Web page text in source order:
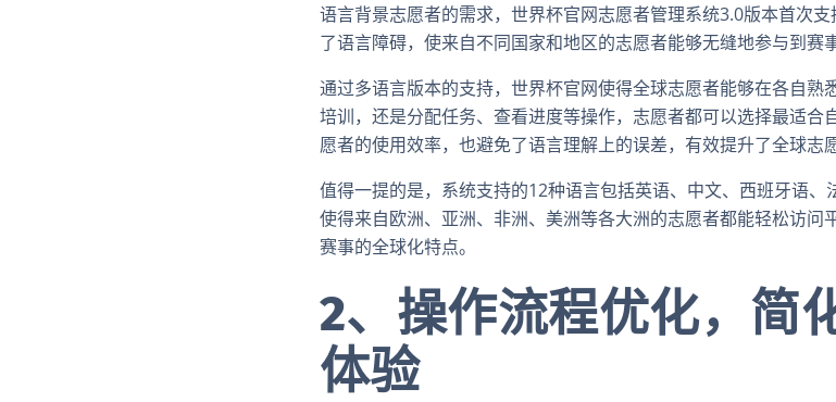
语言背景志愿者的需求，世界杯官网志愿者管理系统3.0版本首次
了语言障碍，使来自不同国家和地区的志愿者能够无缝地参与到赛
通过多语言版本的支持，世界杯官网使得全球志愿者能够在各自熟
培训，还是分配任务、查看进度等操作，志愿者都可以选择最适合
愿者的使用效率，也避免了语言理解上的误差，有效提升了全球志
值得一提的是，系统支持的12种语言包括英语、中文、西班牙语
使得来自欧洲、亚洲、非洲、美洲等各大洲的志愿者都能轻松访问
赛事的全球化特点。
2、操作流程优化，简
体验